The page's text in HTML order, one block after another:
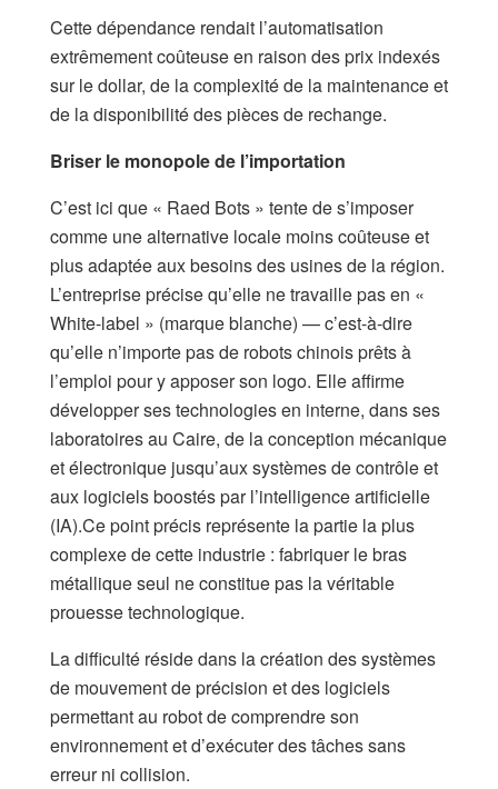
Cette dépendance rendait l’automatisation
extrêmement coûteuse en raison des prix indexés
sur le dollar, de la complexité de la maintenance et
de la disponibilité des pièces de rechange.​
Briser le monopole de l’importation​
C’est ici que « Raed Bots » tente de s’imposer
comme une alternative locale moins coûteuse et
plus adaptée aux besoins des usines de la région.
L’entreprise précise qu’elle ne travaille pas en «
White-label » (marque blanche) — c’est-à-dire
qu’elle n’importe pas de robots chinois prêts à
l’emploi pour y apposer son logo. Elle affirme
développer ses technologies en interne, dans ses
laboratoires au Caire, de la conception mécanique
et électronique jusqu’aux systèmes de contrôle et
aux logiciels boostés par l’intelligence artificielle
(IA).​Ce point précis représente la partie la plus
complexe de cette industrie : fabriquer le bras
métallique seul ne constitue pas la véritable
prouesse technologique.
La difficulté réside dans la création des systèmes
de mouvement de précision et des logiciels
permettant au robot de comprendre son
environnement et d’exécuter des tâches sans
erreur ni collision.